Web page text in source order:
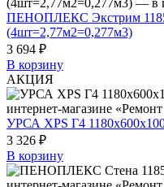
ПЕНОПЛЕКС Экстрим
(4шт=2,77м2=0,277м3)
3 694 ₽
В корзину
АКЦИЯ
УРСА XPS Г4
3 326 ₽
В корзину